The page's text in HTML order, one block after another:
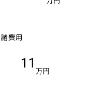
諸費用
11
万円